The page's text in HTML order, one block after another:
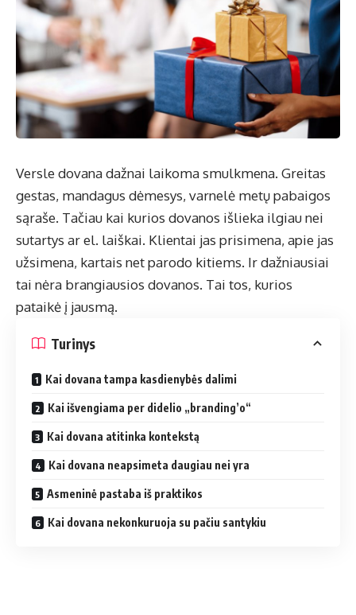
Versle dovana dažnai laikoma smulkmena. Greitas
gestas, mandagus dėmesys, varnelė metų pabaigos
sąraše. Tačiau kai kurios dovanos išlieka ilgiau nei
sutartys ar el. laiškai. Klientai jas prisimena, apie jas
užsimena, kartais net parodo kitiems. Ir dažniausiai
tai nėra brangiausios dovanos. Tai tos, kurios
pataikė į jausmą.
Turinys
Kai dovana tampa kasdienybės dalimi
Kai išvengiama per didelio „branding’o“
Kai dovana atitinka kontekstą
Kai dovana neapsimeta daugiau nei yra
Asmeninė pastaba iš praktikos
Kai dovana nekonkuruoja su pačiu santykiu